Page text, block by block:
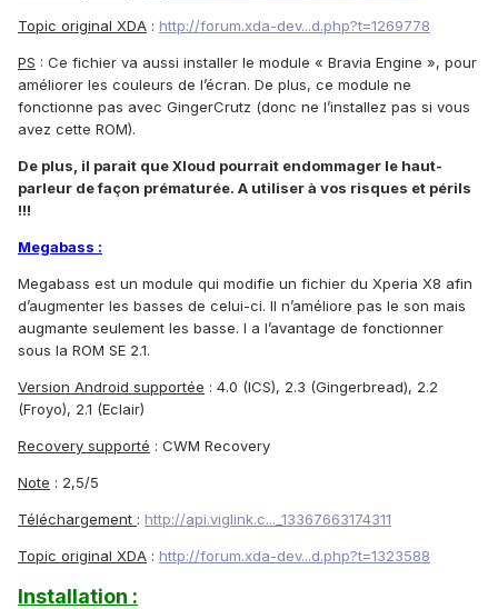
Topic original XDA : http://forum.xda-dev...d.php?t=1269778
PS : Ce fichier va aussi installer le module « Bravia Engine », pour
améliorer les couleurs de l’écran. De plus, ce module ne
fonctionne pas avec GingerCrutz (donc ne l’installez pas si vous
avez cette ROM).
De plus, il parait que Xloud pourrait endommager le haut-
parleur de façon prématurée. A utiliser à vos risques et périls
!!!
Megabass :
Megabass est un module qui modifie un fichier du Xperia X8 afin
d’augmenter les basses de celui-ci. Il n’améliore pas le son mais
augmante seulement les basse. I a l’avantage de fonctionner
sous la ROM SE 2.1.
Version Android supportée : 4.0 (ICS), 2.3 (Gingerbread), 2.2
(Froyo), 2.1 (Eclair)
Recovery supporté : CWM Recovery
Note : 2,5/5
Téléchargement : http://api.viglink.c..._13367663174311
Topic original XDA : http://forum.xda-dev...d.php?t=1323588
Installation :